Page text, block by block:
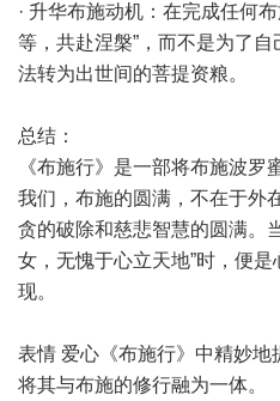
· 升华布施动机：在完成任何
等，共赴涅槃”，而不是为了
法转为出世间的菩提资粮。
总结：
《布施行》是一部将布施波
我们，布施的圆满，不在于外
贪的破除和慈悲智慧的圆满。
女，无愧于心立天地”时，便
现。
表情 爱心《布施行》中精妙地
将其与布施的修行融为一体。